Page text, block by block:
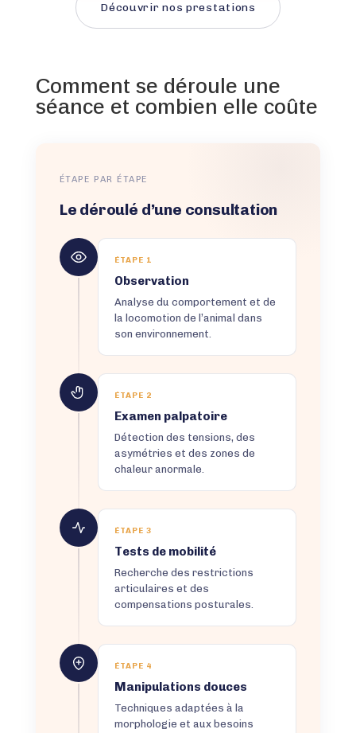
Découvrir nos prestations
Comment se déroule une
séance et combien elle coûte
ÉTAPE PAR ÉTAPE
Le déroulé d’une consultation
ÉTAPE 1
Observation
Analyse du comportement et de
la locomotion de l’animal dans
son environnement.
ÉTAPE 2
Examen palpatoire
Détection des tensions, des
asymétries et des zones de
chaleur anormale.
ÉTAPE 3
Tests de mobilité
Recherche des restrictions
articulaires et des
compensations posturales.
ÉTAPE 4
Manipulations douces
Techniques adaptées à la
morphologie et aux besoins